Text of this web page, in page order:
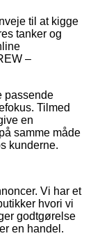
til at kigge
tanker og
–
passende
Tilmed
en
samme måde
kunderne.
Vi har et
hvori vi
godtgørelse
en handel.